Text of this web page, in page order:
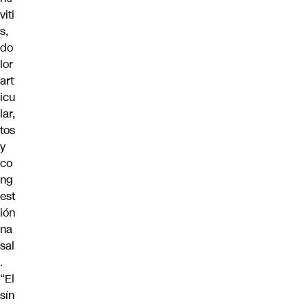
viti
s,
do
lor
art
icu
lar,
tos
y
co
ng
est
ión
na
sal
.
“El
sín